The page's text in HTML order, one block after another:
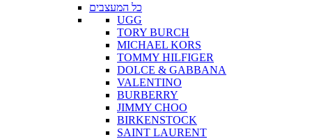
כל המעצבים
UGG
TORY BURCH
MICHAEL KORS
TOMMY HILFIGER
DOLCE & GABBANA
VALENTINO
BURBERRY
JIMMY CHOO
BIRKENSTOCK
SAINT LAURENT